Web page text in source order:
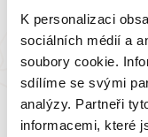
K personalizaci
sociálních médií a
soubory cookie.
sdílíme se svými
analýzy. Partneři
informacemi, které